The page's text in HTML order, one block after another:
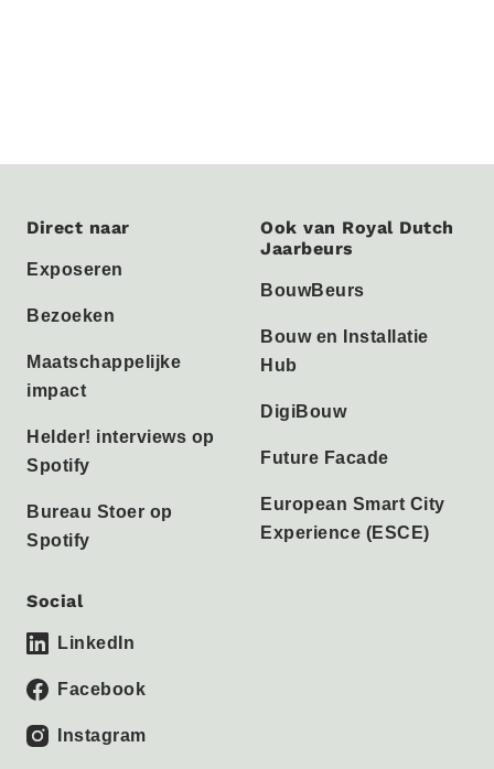
Direct naar
Exposeren
Bezoeken
Maatschappelijke
impact
Helder! interviews op
Spotify
Bureau Stoer op
Spotify
Ook van Royal Dutch
Jaarbeurs
BouwBeurs
Bouw en Installatie
Hub
DigiBouw
Future Facade
European Smart City
Experience (ESCE)
Social
LinkedIn
Facebook
Instagram